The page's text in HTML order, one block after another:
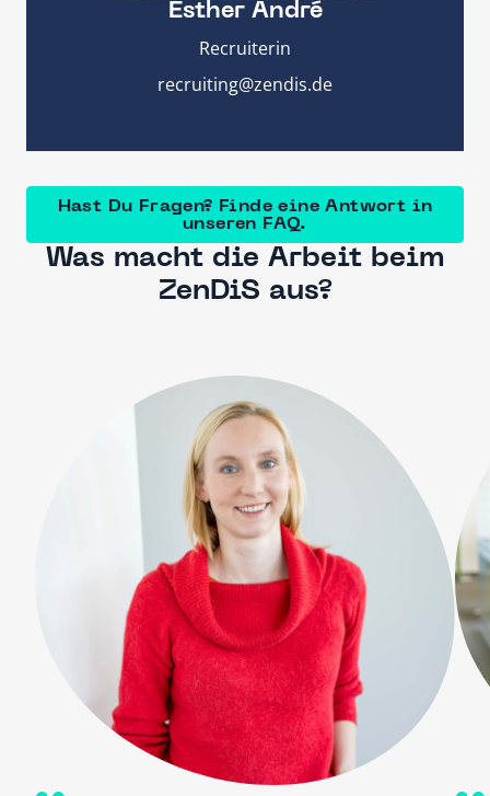
Esther André
Recruiterin
recruiting@zendis.de
Hast Du Fragen? Finde eine Antwort in
unseren FAQ.
Was macht die Arbeit beim
ZenDiS aus?